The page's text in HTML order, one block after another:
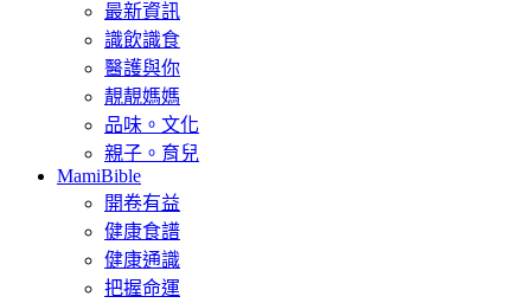
最新資訊
識飲識食
醫護與你
靚靚媽媽
品味。文化
親子。育兒
MamiBible
開卷有益
健康食譜
健康通識
把握命運